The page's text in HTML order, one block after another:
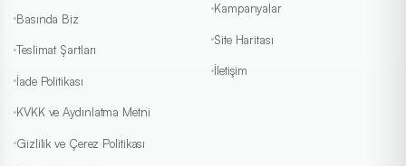
Basında Biz
Teslimat Şartları
İade Politikası
KVKK ve Aydınlatma Metni
Gizlilik ve Çerez Politikası
Kampanyalar
Site Haritası
İletişim